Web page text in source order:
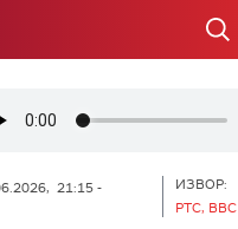
21:15 -
ИЗВОР:
РТС, BBC